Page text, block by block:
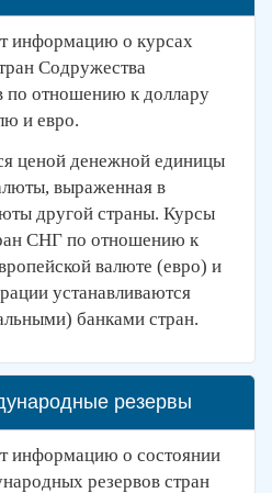
информацию о курсах
Содружества
по отношению к доллару
и евро.
ценой денежной единицы
выраженная в
другой страны. Курсы
СНГ по отношению к
валюте (евро) и
устанавливаются
банками стран.
резервы
информацию о состоянии
резервов стран